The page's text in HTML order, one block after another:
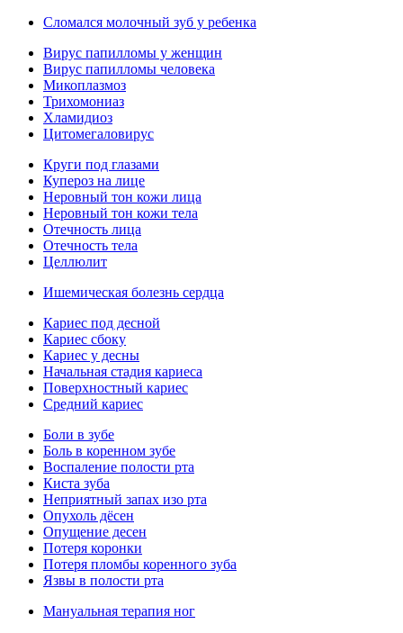
Сломался молочный зуб у ребенка
Вирус папилломы у женщин
Вирус папилломы человека
Микоплазмоз
Трихомониаз
Хламидиоз
Цитомегаловирус
Круги под глазами
Купероз на лице
Неровный тон кожи лица
Неровный тон кожи тела
Отечность лица
Отечность тела
Целлюлит
Ишемическая болезнь сердца
Кариес под десной
Кариес сбоку
Кариес у десны
Начальная стадия кариеса
Поверхностный кариес
Средний кариес
Боли в зубе
Боль в коренном зубе
Воспаление полости рта
Киста зуба
Неприятный запах изо рта
Опухоль дёсен
Опущение десен
Потеря коронки
Потеря пломбы коренного зуба
Язвы в полости рта
Мануальная терапия ног